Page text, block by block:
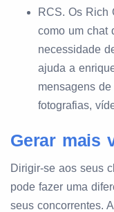
RCS. Os Rich
como um chat
necessidade
ajuda a
mensagens
fotografias,
Gerar mais
Dirigir-se aos seus
pode fazer uma
seus concorrentes.